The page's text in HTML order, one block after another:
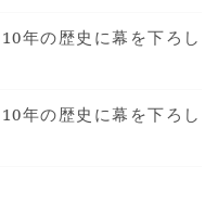
年の歴史に幕を下ろし
年の歴史に幕を下ろし